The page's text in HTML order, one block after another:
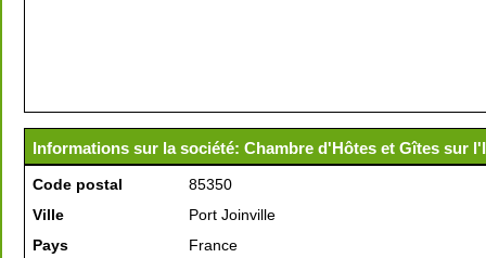
Informations sur la société: Chambre d'Hôtes et Gîtes sur
Code postal
85350
Ville
Port Joinville
Pays
France